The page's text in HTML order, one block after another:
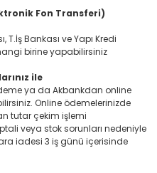
Fon Transferi)
Bankası ve Yapı Kredi
birine yapabilirsiniz
ile
ya da Akbankdan online
Online ödemelerinizde
tutar çekim işlemi
veya stok sorunları nedeniyle
iadesi 3 iş günü içerisinde